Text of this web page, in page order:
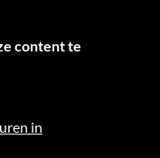
content te
in